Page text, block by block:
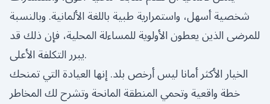
شخصية أسهل، واستمرارية طبية باللغة الألمانية. وبالنسبة
للمرضى الذين يعطون الأولوية للمساءلة المحلية، فإن ذلك قد
يبرر التكلفة الأعلى.
الخيار الأكثر أمانا ليس أرخص بلد. إنها العيادة التي تمنحك
خطة واقعية وتحمي المنطقة المانحة وتشرح لك المخاطر